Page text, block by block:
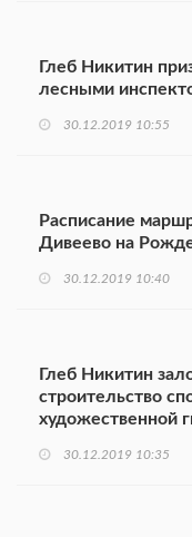
Глеб Никитин
лесными
30.12.2019 10:55
Расписание
Дивеево на
30.12.2019 10:40
Глеб Никитин
строительство
художественной
30.12.2019 10:35